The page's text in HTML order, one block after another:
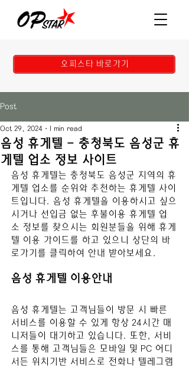
오피스타 바로가기
Post
음성 휴게텔 - 충청북도 음성군 휴
게텔 업소 정보 사이트
Oct 29, 2024 1 min read
음성 휴게텔는 충청북도 음성군 지역의 휴
게텔 업소를 순위와 추천하는 휴게텔 사이
트입니다. 음성 휴게텔을 이용하시고 싶으
시거나 선입금 없는 후불이용 휴게텔 업
소 정보를 찾으시는 회원분들을 위해 휴게
텔 이용 가이드를 하고 있으니 상단의 바
로가기를 클릭하여 안내 받아보세요.
음성 휴게텔 이용안내
음성 휴게텔는 고객님들이 방문 시 빠른
서비스를 이용할 수 있게 항상 24시간 매
니저들이 대기하고 있습니다. 또한, 서비
스를 통해 고객님들은 모바일 및 PC 어디
서든 위치기반 서비스로 전화나 텔레그램